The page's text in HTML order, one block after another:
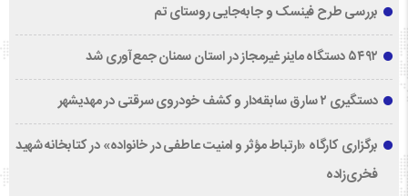
بررسی طرح فینسک و جابه‌جایی روستای تم
۵۴۹۲ دستگاه ماینر غیرمجاز در استان سمنان جمع‌آوری شد
دستگیری ۲ سارق سابقه‌دار و کشف خودروی سرقتی در مهدیشهر
برگزاری کارگاه «ارتباط مؤثر و امنیت عاطفی در خانواده» در کتابخانه شهید
فخری‌زاده